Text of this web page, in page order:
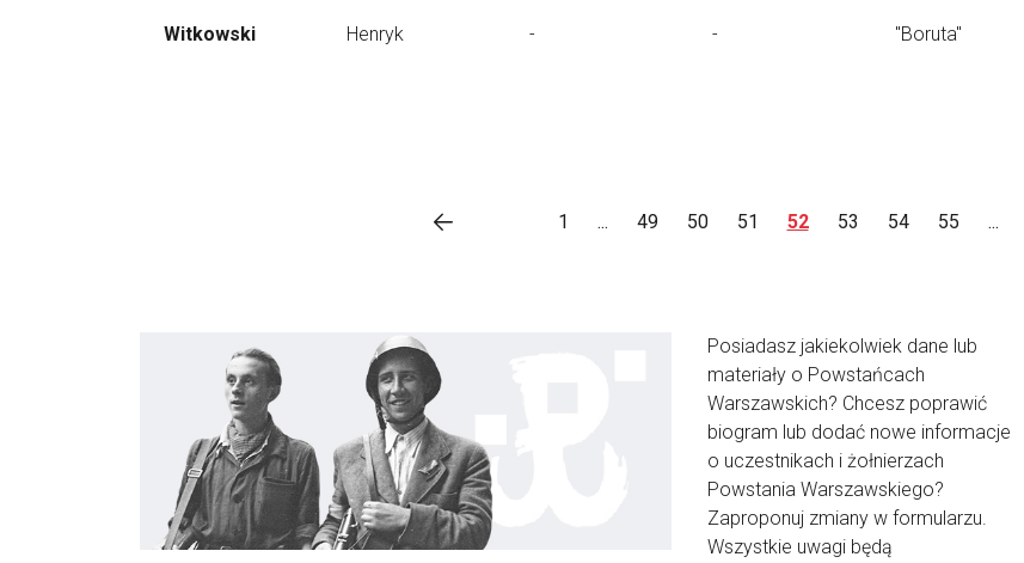
Witkowski Henryk - - "Boruta"
1 ... 49 50 51 52 53 54 55 ...
Posiadasz jakiekolwiek dane lub
materiały o Powstańcach
Warszawskich? Chcesz poprawić
biogram lub dodać nowe informacje
o uczestnikach i żołnierzach
Powstania Warszawskiego?
Zaproponuj zmiany w formularzu.
Wszystkie uwagi będą